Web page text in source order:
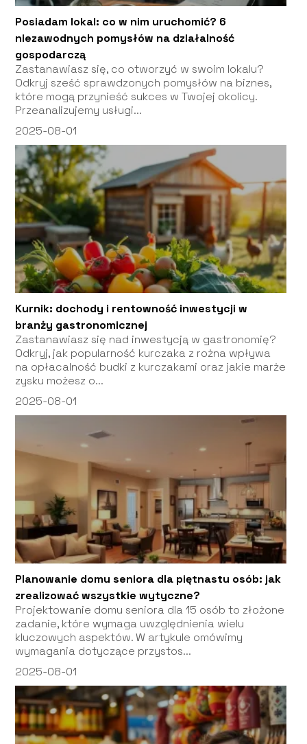
Posiadam lokal: co w nim uruchomić? 6
niezawodnych pomysłów na działalność
gospodarczą
Zastanawiasz się, co otworzyć w swoim lokalu?
Odkryj sześć sprawdzonych pomysłów na biznes,
które mogą przynieść sukces w Twojej okolicy.
Przeanalizujemy usługi...
2025-08-01
Kurnik: dochody i rentowność inwestycji w
branży gastronomicznej
Zastanawiasz się nad inwestycją w gastronomię?
Odkryj, jak popularność kurczaka z rożna wpływa
na opłacalność budki z kurczakami oraz jakie marże
zysku możesz o...
2025-08-01
Planowanie domu seniora dla piętnastu osób: jak
zrealizować wszystkie wytyczne?
Projektowanie domu seniora dla 15 osób to złożone
zadanie, które wymaga uwzględnienia wielu
kluczowych aspektów. W artykule omówimy
wymagania dotyczące przystos...
2025-08-01